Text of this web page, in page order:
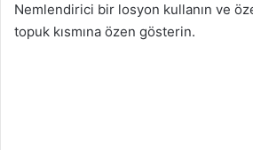
Nemlendirici bir losyon kullanın ve
topuk kısmına özen gösterin.